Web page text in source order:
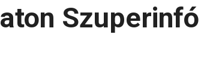
Szuperinfó